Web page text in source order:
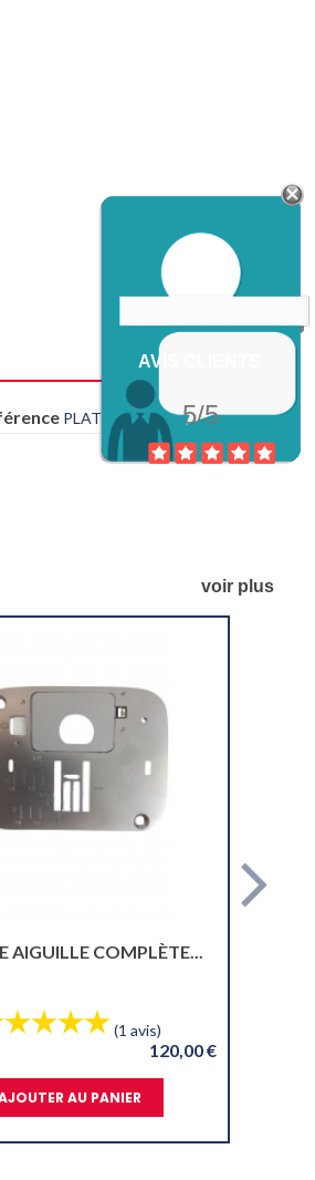
PLAT FUTURA
AIGUILLE COMPLÈTE...
(1 avis)
120,00 €
AU PANIER
AVIS CLIENTS
5/5
voir plus